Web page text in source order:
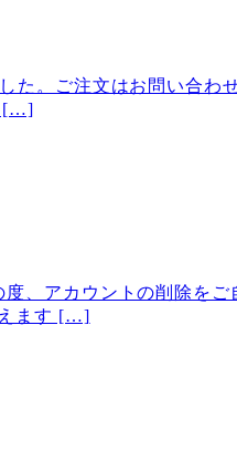
た。ご注文はお問い合
[…]
、アカウントの削除を
えます […]